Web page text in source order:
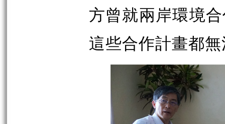
方曾就兩岸環境
這些合作計畫都